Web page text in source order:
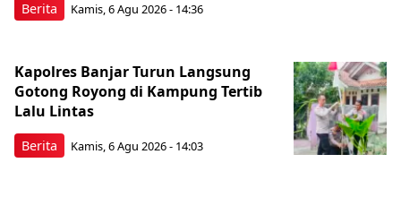
Berita Kamis, 6 Agu 2026 - 14:36
Berita
Kapolres Banjar Turun Langsung
Gotong Royong di Kampung Tertib
Lalu Lintas
Kamis, 6 Agu 2026 - 14:03